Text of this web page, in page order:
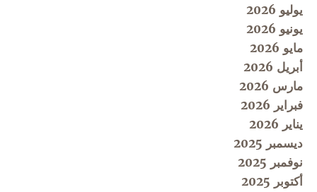
يوليو 2026
يونيو 2026
مايو 2026
أبريل 2026
مارس 2026
فبراير 2026
يناير 2026
ديسمبر 2025
نوفمبر 2025
أكتوبر 2025